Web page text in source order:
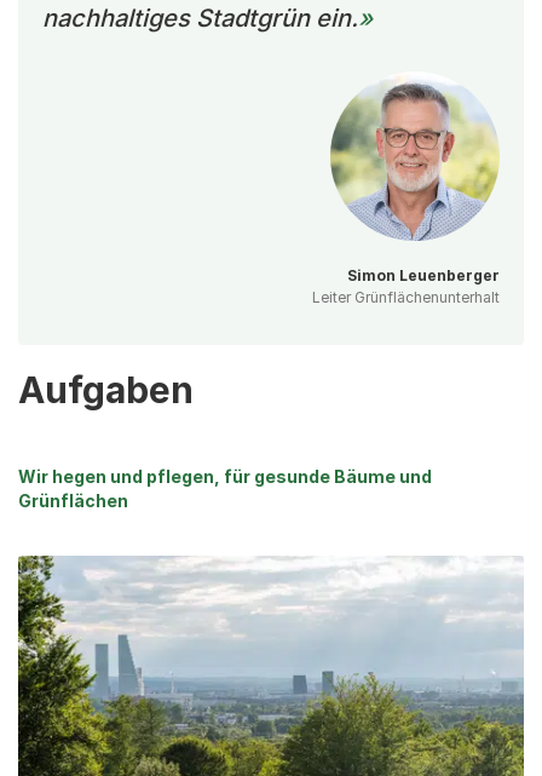
nachhaltiges Stadtgrün ein.
Simon Leuenberger
Leiter Grünflächenunterhalt
Aufgaben
Wir hegen und pflegen, für gesunde Bäume und
Grünflächen